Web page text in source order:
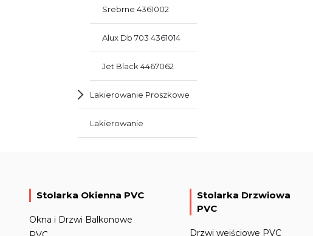
Srebrne 4361002
Alux Db 703 4361014
Jet Black 4467062
Lakierowanie Proszkowe
Lakierowanie
Stolarka Okienna PVC
Okna i Drzwi Balkonowe
Stolarka Drzwiowa
PVC
Drzwi wejściowe PVC